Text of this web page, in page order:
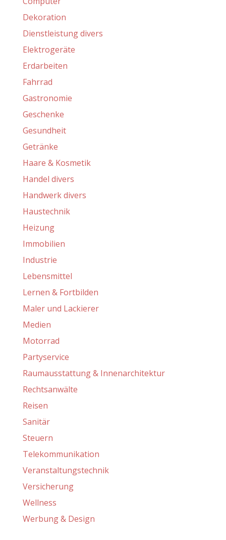
Dekoration
Dienstleistung divers
Elektrogeräte
Erdarbeiten
Fahrrad
Gastronomie
Geschenke
Gesundheit
Getränke
Haare & Kosmetik
Handel divers
Handwerk divers
Haustechnik
Heizung
Immobilien
Industrie
Lebensmittel
Lernen & Fortbilden
Maler und Lackierer
Medien
Motorrad
Partyservice
Raumausstattung & Innenarchitektur
Rechtsanwälte
Reisen
Sanitär
Steuern
Telekommunikation
Veranstaltungstechnik
Versicherung
Wellness
Werbung & Design